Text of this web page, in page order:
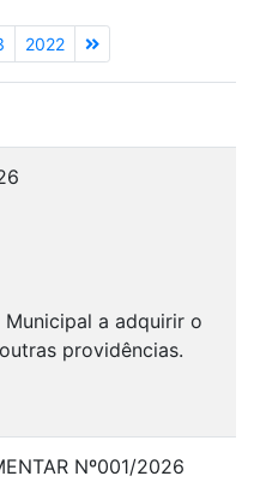
2022
a adquirir o
providências.
Nº001/2026